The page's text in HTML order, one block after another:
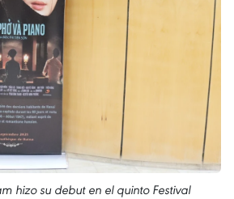
hizo su debut en el quinto Festival